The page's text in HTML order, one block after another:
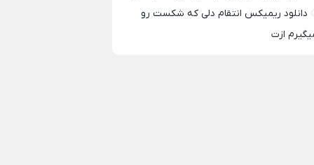
دانلود ریمیکس انتقام دلی که شکست رو
ازت